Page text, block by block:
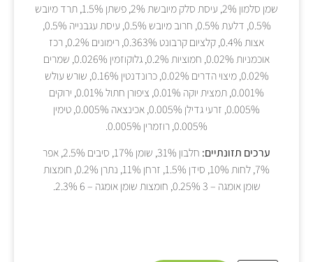
שמן סלמון 2%, עיסת סלק מיובשת 2%, פשתן 1.5%, תרד מיובש
0.5%, דלעת 0.5%, חרוב מיובש 0.5%, עיסת עגבנייה 0.5%,
אצות 0.4%, קלציום קרבונט 0.363%, רימונים 0.2%, רכז
אוכמניות 0.02%, חמוציות 0.2%, גלוקוזמין 0.026%, שמרים
0.02%, מיצוי הדרים 0.02%, כרונדנטין 0.16%, שורש עולש
0.001%, תמצית יוקה 0.01%, ציפורן חתול 0.01%, ירוקים
0.005%, זרעי גדילן 0.005%, אכינצאה 0.005%, טימין
0.005%, רוזמרין 0.005%.
ערכים תזונתיים:
חלבון 31%, שומן 17%, סיבים 2.5%, אפר
7%, לחות 10%, סידן 1.5%, זרחן 11%, נתרן 0.2%, חומצות
שומן אומגה – 3 0.25%, חומצות שומן אומגה – 6 2.3%.